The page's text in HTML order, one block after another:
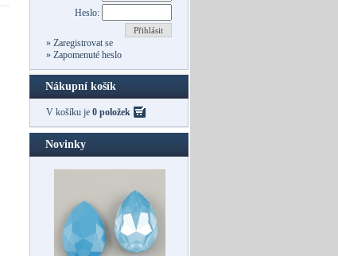
Heslo:
Přihlásit
»Zaregistrovat se
»Zapomenuté heslo
Nákupní košík
V košíku je 0 položek
Novinky